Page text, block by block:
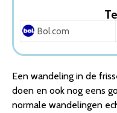
Bol.com
Een wandeling in de
doen en ook nog eens
normale wandelingen